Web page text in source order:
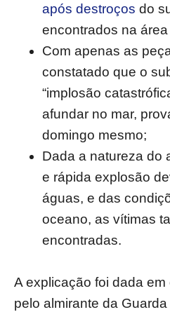
após destroços do
encontrados na
Com apenas as
constatado que o
“implosão
afundar no mar,
domingo mesmo;
Dada a natureza do
e rápida explosão
águas, e das
oceano, as vítimas
encontradas.
A explicação foi dada
pelo almirante da